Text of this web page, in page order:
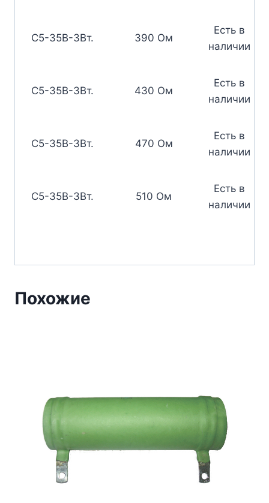
С5-35В-3Вт. 390 Ом
Есть в
наличии
С5-35В-3Вт. 430 Ом
Есть в
наличии
С5-35В-3Вт. 470 Ом
Есть в
наличии
С5-35В-3Вт. 510 Ом
Есть в
наличии
Похожие